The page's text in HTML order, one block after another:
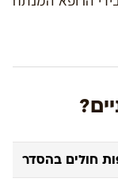
חולים בהסדר